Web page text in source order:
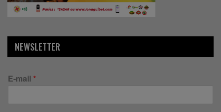
NEWSLETTER
E-mail *